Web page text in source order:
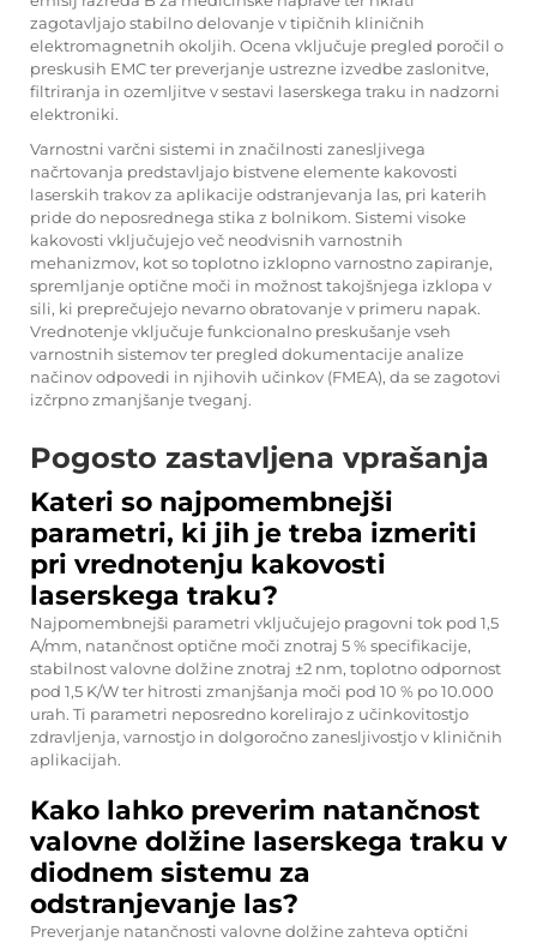
zagotavljajo stabilno delovanje v tipičnih kliničnih
elektromagnetnih okoljih. Ocena vključuje pregled poročil o
preskusih EMC ter preverjanje ustrezne izvedbe zaslonitve,
filtriranja in ozemljitve v sestavi laserskega traku in nadzorni
elektroniki.
Varnostni varčni sistemi in značilnosti zanesljivega
načrtovanja predstavljajo bistvene elemente kakovosti
laserskih trakov za aplikacije odstranjevanja las, pri katerih
pride do neposrednega stika z bolnikom. Sistemi visoke
kakovosti vključujejo več neodvisnih varnostnih
mehanizmov, kot so toplotno izklopno varnostno zapiranje,
spremljanje optične moči in možnost takojšnjega izklopa v
sili, ki preprečujejo nevarno obratovanje v primeru napak.
Vrednotenje vključuje funkcionalno preskušanje vseh
varnostnih sistemov ter pregled dokumentacije analize
načinov odpovedi in njihovih učinkov (FMEA), da se zagotovi
izčrpno zmanjšanje tveganj.
Pogosto zastavljena vprašanja
Kateri so najpomembnejši
parametri, ki jih je treba izmeriti
pri vrednotenju kakovosti
laserskega traku?
Najpomembnejši parametri vključujejo pragovni tok pod 1,5
A/mm, natančnost optične moči znotraj 5 % specifikacije,
stabilnost valovne dolžine znotraj ±2 nm, toplotno odpornost
pod 1,5 K/W ter hitrosti zmanjšanja moči pod 10 % po 10.000
urah. Ti parametri neposredno korelirajo z učinkovitostjo
zdravljenja, varnostjo in dolgoročno zanesljivostjo v kliničnih
aplikacijah.
Kako lahko preverim natančnost
valovne dolžine laserskega traku v
diodnem sistemu za
odstranjevanje las?
Preverjanje natančnosti valovne dolžine zahteva optični